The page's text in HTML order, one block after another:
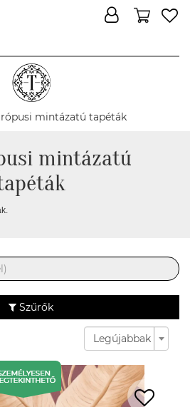
mintázatú tapéták
mintázatú
Szűrők
Legújabbak